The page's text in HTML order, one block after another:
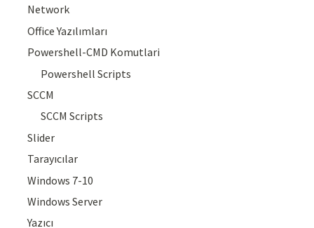
Network
Office Yazılımları
Powershell-CMD Komutlari
Powershell Scripts
SCCM
SCCM Scripts
Slider
Tarayıcılar
Windows 7-10
Windows Server
Yazıcı